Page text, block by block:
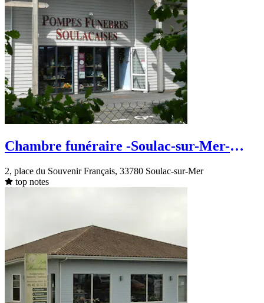
Chambre funéraire -Soulac-sur-Mer-
2, place du Souvenir Français, 33780 Soulac-sur-Mer
top notes